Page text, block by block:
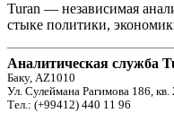
Turan — независимая
стыке политики,
Аналитическая служба
Баку, AZ1010
Ул. Сулеймана Рагимова 186, кв.
Тел.: (+99412) 440 11 96